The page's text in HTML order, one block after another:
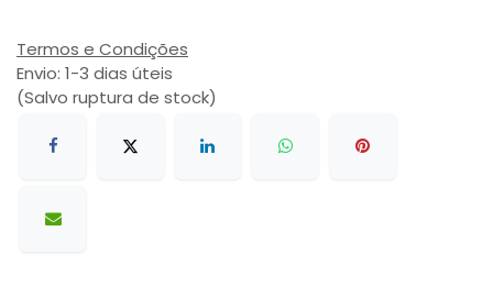
Termos e Condições
Envio: 1-3 dias úteis
(Salvo ruptura de stock)